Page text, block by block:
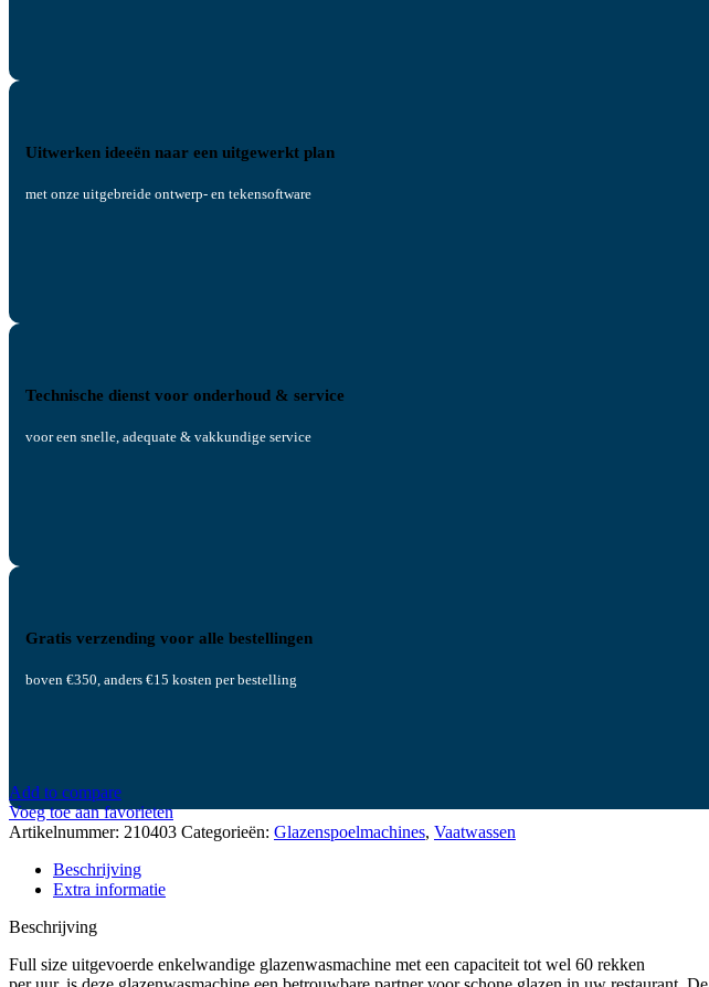
Uitwerken ideeën naar een uitgewerkt plan
met onze uitgebreide ontwerp- en tekensoftware
Technische dienst voor onderhoud & service
voor een snelle, adequate & vakkundige service
Gratis verzending voor alle bestellingen
boven €350, anders €15 kosten per bestelling
Add to compare
Voeg toe aan favorieten
Artikelnummer: 210403 Categorieën: Glazenspoelmachines, Vaatwassen
Beschrijving
Extra informatie
Beschrijving
Full size uitgevoerde enkelwandige glazenwasmachine met een capaciteit tot wel 60 rekken